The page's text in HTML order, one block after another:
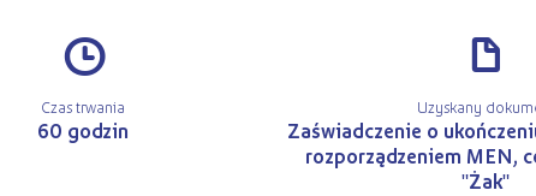
#
Czas trwania
60 godzin
d
Uzyskany
Zaświadczenie o
rozporządzeniem MEN,
"Żak"